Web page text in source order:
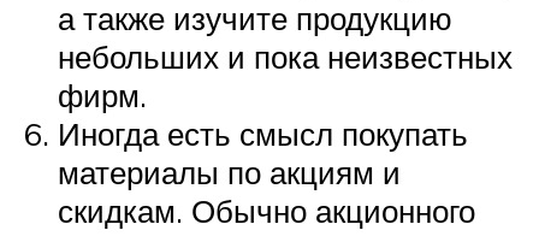
а также изучите продукцию
небольших и пока неизвестных
фирм.
Иногда есть смысл покупать
материалы по акциям и
скидкам. Обычно акционного